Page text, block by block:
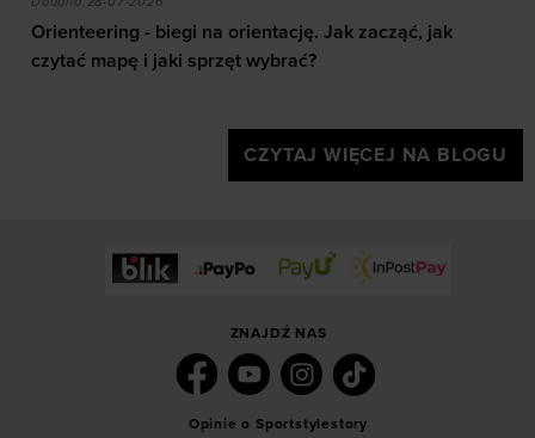
„Szczegóły”
Orienteering - biegi na orientację. Jak zacząć, jak
czytać mapę i jaki sprzęt wybrać?
CZYTAJ WIĘCEJ NA BLOGU
ZNAJDŹ NAS
Opinie o Sportstylestory